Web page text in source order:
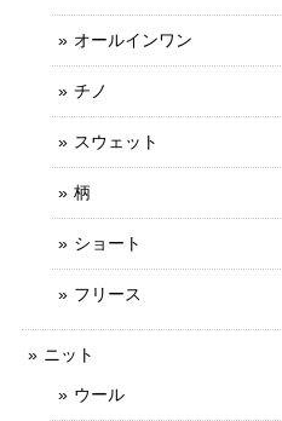
オールインワン
チノ
スウェット
柄
ショート
フリース
ニット
ウール